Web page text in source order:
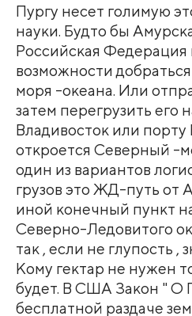
Пургу несет голимую
науки. Будто бы
Российская Федерация
возможности
моря -океана. Или
затем перегрузить его
Владивосток или порту
откроется Северный -
один из вариантов
грузов это ЖД-путь от
иной конечный пункт
Северно-Ледовитого
так , если не глупость ,
Кому гектар не нужен
будет. В США Закон " О
бесплатной раздаче